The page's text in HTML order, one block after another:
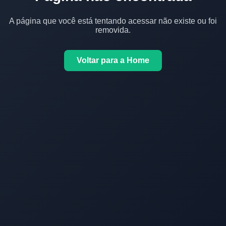
A página que você está tentando acessar não existe ou foi
removida.
Voltar para a Home